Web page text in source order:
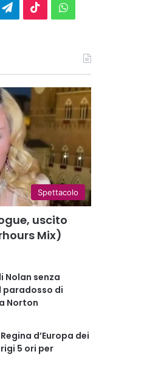
Telegram
TikTokWhatsApp
Spettacolo
uscito
Mix)
Nolan senza
paradosso di
Norton
d’Europa dei
5 ori per